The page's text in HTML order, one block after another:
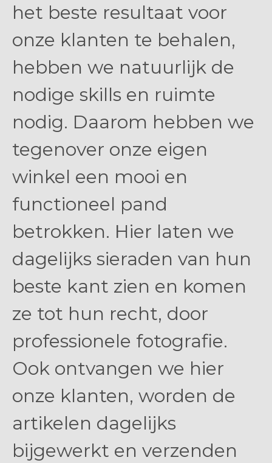
het beste resultaat voor
onze klanten te behalen,
hebben we natuurlijk de
nodige skills en ruimte
nodig. Daarom hebben we
tegenover onze eigen
winkel een mooi en
functioneel pand
betrokken. Hier laten we
dagelijks sieraden van hun
beste kant zien en komen
ze tot hun recht, door
professionele fotografie.
Ook ontvangen we hier
onze klanten, worden de
artikelen dagelijks
bijgewerkt en verzenden